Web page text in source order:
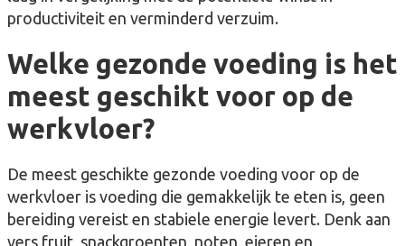
productiviteit en verminderd verzuim.
Welke gezonde voeding is het
meest geschikt voor op de
werkvloer?
De meest geschikte gezonde voeding voor op de
werkvloer is voeding die gemakkelijk te eten is, geen
bereiding vereist en stabiele energie levert. Denk aan
vers fruit, snackgroenten, noten, eieren en